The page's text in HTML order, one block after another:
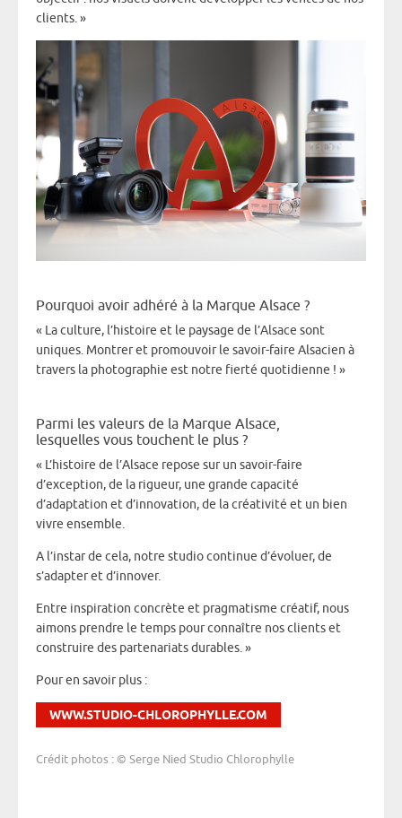
clients. »
Pourquoi avoir adhéré à la Marque Alsace ?
« La culture, l’histoire et le paysage de l’Alsace sont
uniques. Montrer et promouvoir le savoir-faire Alsacien à
travers la photographie est notre fierté quotidienne ! »
Parmi les valeurs de la Marque Alsace,
lesquelles vous touchent le plus ?
« L’histoire de l’Alsace repose sur un savoir-faire
d’exception, de la rigueur, une grande capacité
d’adaptation et d’innovation, de la créativité et un bien
vivre ensemble.
A l’instar de cela, notre studio continue d’évoluer, de
s’adapter et d’innover.
Entre inspiration concrète et pragmatisme créatif, nous
aimons prendre le temps pour connaître nos clients et
construire des partenariats durables. »
Pour en savoir plus :
WWW.STUDIO-CHLOROPHYLLE.COM
Crédit photos : © Serge Nied Studio Chlorophylle